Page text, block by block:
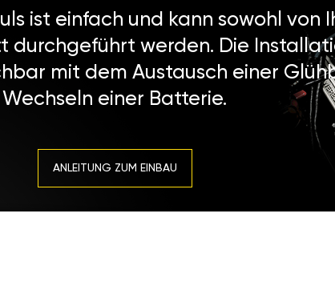
ist einfach und kann sowohl von
durchgeführt werden. Die
mit dem Austausch einer
Wechseln einer Batterie.
ANLEITUNG ZUM EINBAU